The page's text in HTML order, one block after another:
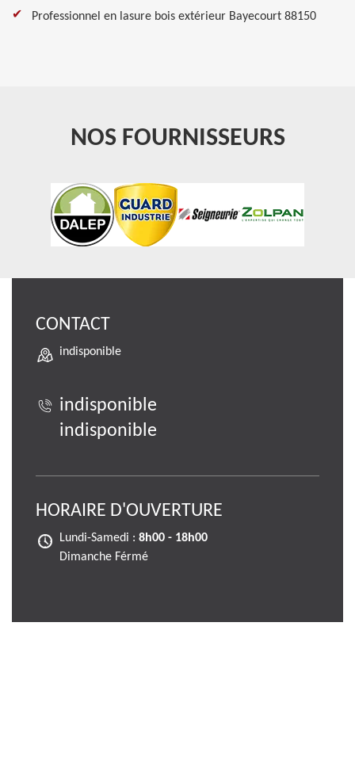
Professionnel en lasure bois extérieur Bayecourt 88150
NOS FOURNISSEURS
CONTACT
indisponible
indisponible
indisponible
HORAIRE D'OUVERTURE
Lundi-Samedi : 8h00 - 18h00
Dimanche Férmé